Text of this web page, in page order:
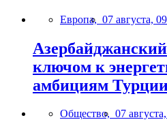
Европа, 07 августа,
ключом к
амбициям
Общество, 07